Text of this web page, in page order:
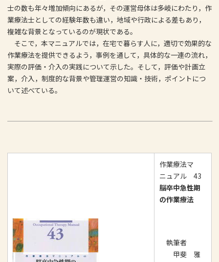
士の数も年々増加傾向にあるが，その運営母体は多岐にわたり，作
業療法士としての経験年数も違い，地域や行政による差もあり，
複雑な背景となっているのが現状である。
そこで，本マニュアルでは，在宅で暮らす人に，適切で効果的な
作業療法を提供できるよう，事例を通して，具体的な一連の流れ，
実際の評価・介入の実践について示した。そして，評価や計画立
案，介入，制度的な背景や管理運営の知識・技術，ポイントにつ
いて述べている。
作業療法マ
ニュアル 43
脳卒中急性期
の作業療法
執筆者
甲斐 雅